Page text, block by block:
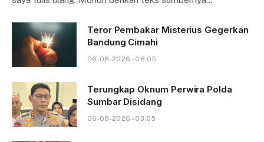
Teror Pembakar Misterius Gegerkan
Bandung Cimahi
06-08-2026 - 06.05
Terungkap Oknum Perwira Polda
Sumbar Disidang
06-08-2026 - 03.05